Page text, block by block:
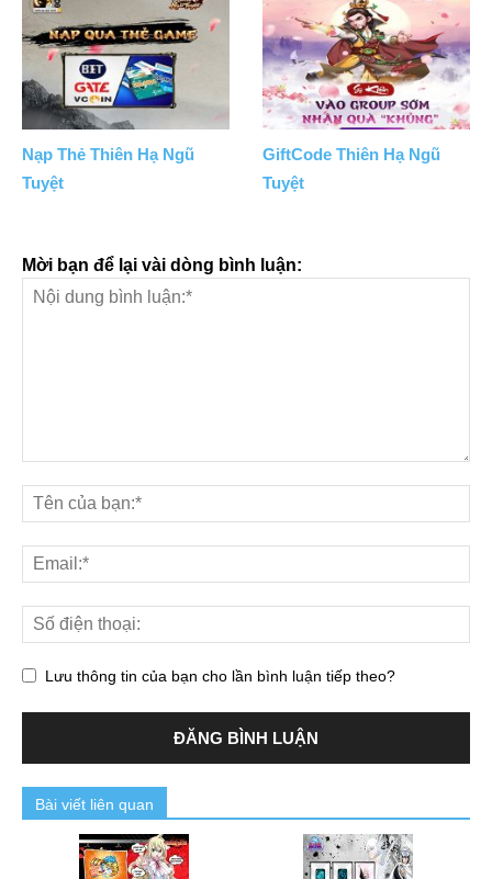
Nạp Thẻ Thiên Hạ Ngũ
Tuyệt
GiftCode Thiên Hạ Ngũ
Tuyệt
Mời bạn để lại vài dòng bình luận:
Lưu thông tin của bạn cho lần bình luận tiếp theo?
Bài viết liên quan